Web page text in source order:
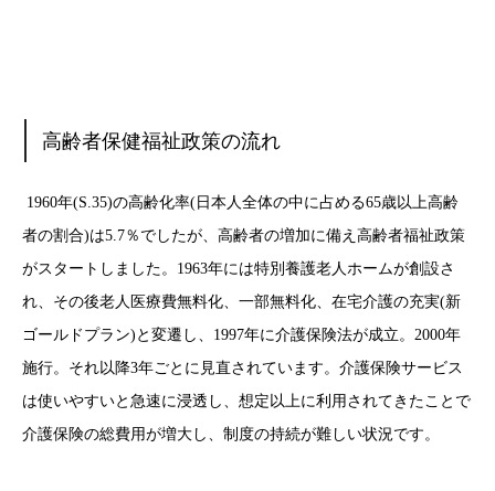
高齢者保健福祉政策の流れ
1960年(S.35)の高齢化率(日本人全体の中に占める65歳以上高齢
者の割合)は5.7％でしたが、高齢者の増加に備え高齢者福祉政策
がスタートしました。1963年には特別養護老人ホームが創設さ
れ、その後老人医療費無料化、一部無料化、在宅介護の充実(新
ゴールドプラン)と変遷し、1997年に介護保険法が成立。2000年
施行。それ以降3年ごとに見直されています。介護保険サービス
は使いやすいと急速に浸透し、想定以上に利用されてきたことで
介護保険の総費用が増大し、制度の持続が難しい状況です。